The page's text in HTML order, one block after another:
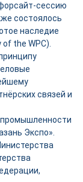
сессию
состоялось
наследие
the WPC).
связей и
Экспо».